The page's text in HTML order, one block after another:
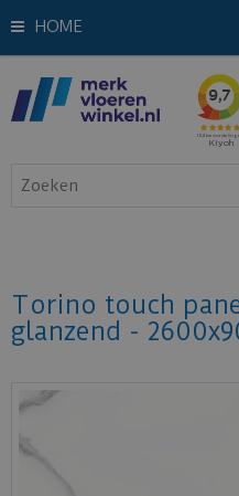
HOME
Torino touch
glanzend -